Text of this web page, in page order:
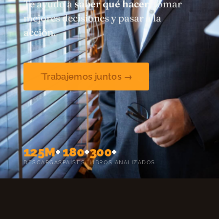
Te ayudo asaber qué hacer , tomar
mejores decisiones y pasar a la
acción.
´Trabajemos juntos →
125M+
DESCARGAS
180+
PAÍSES
300+
LIBROS ANALIZADOS